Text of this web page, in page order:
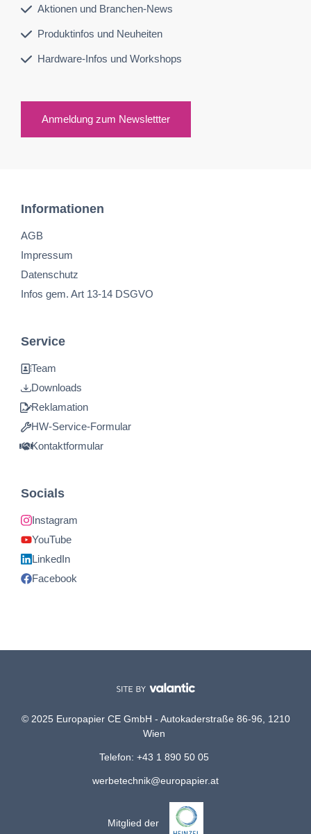
Aktionen und Branchen-News
Produktinfos und Neuheiten
Hardware-Infos und Workshops
Anmeldung zum Newslettter
Informationen
AGB
Impressum
Datenschutz
Infos gem. Art 13-14 DSGVO
Service
Team
Downloads
Reklamation
HW-Service-Formular
Kontaktformular
Socials
Instagram
YouTube
LinkedIn
Facebook
© 2025 Europapier CE GmbH - Autokaderstraße 86-96, 1210
Wien
Telefon: +43 1 890 50 05
werbetechnik@europapier.at
Mitglied der